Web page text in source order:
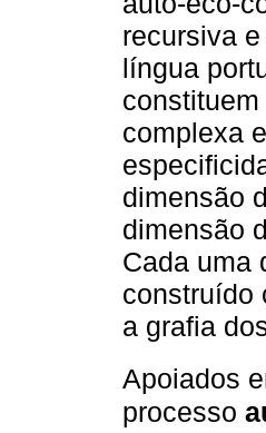
recursiva
língua
complexa
dimensão
dimensão
Cada uma
construído
a grafia
Apoiados
processo